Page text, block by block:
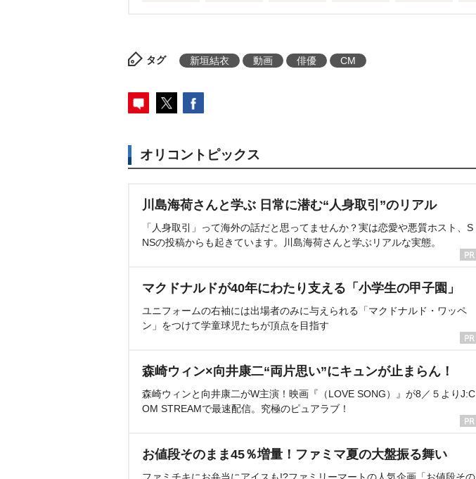
タグ 新垣結衣 動画 俳優 CM
オリコントピックス
川島海荷さんと学ぶ 日常に潜む“人身取引”のリアル
「人身取引」って海外の話だと思ってませんか？実は恋愛や悪質ホスト、S
NSの投稿からも起きています。川島海荷さんと学ぶリアルな実態。
マクドナルドが40年にわたり支える「小学生の甲子園」
ユニフォームの右袖には出場者のみに与えられる「マクドナルド・ワッペ
ン」をつけて学童球児たちが頂点を目指す
森崎ウィン×向井康二“両片思い”にキュンが止まらん！
森崎ウィンと向井康二がW主演！映画『（LOVE SONG）』が8／５よりJ:C
OM STREAMで最速配信。究極のピュアラブ！
お値段そのまま45％増量！ファミマ夏の大盤振る舞い